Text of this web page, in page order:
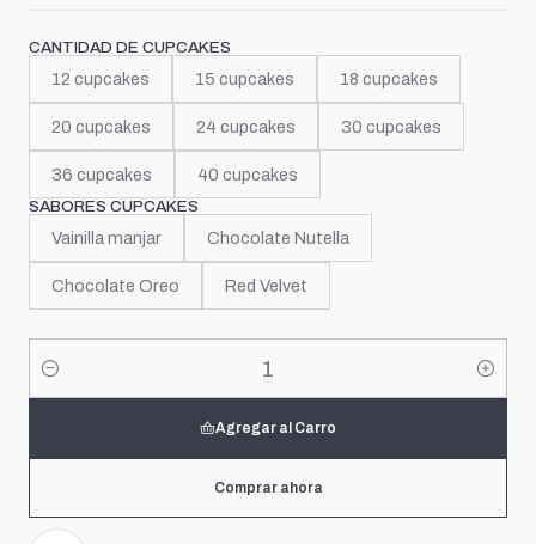
CANTIDAD DE CUPCAKES
12 cupcakes 15 cupcakes 18 cupcakes
20 cupcakes 24 cupcakes 30 cupcakes
36 cupcakes 40 cupcakes
SABORES CUPCAKES
Vainilla manjar Chocolate Nutella
Chocolate Oreo Red Velvet
Cantidad
Agregar al Carro
Comprar ahora